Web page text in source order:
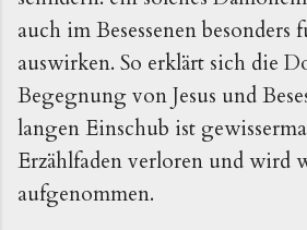
auch im Besessenen besonders
auswirken. So erklärt sich die
Begegnung von Jesus und
langen Einschub ist
Erzählfaden verloren und wird
aufgenommen.